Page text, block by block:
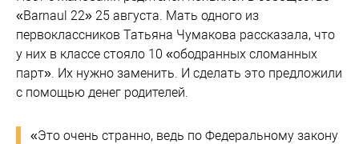
«Barnaul 22» 25 августа. Мать одного из
первоклассников Татьяна Чумакова рассказала, что
у них в классе стояло 10 «ободранных сломанных
парт». Их нужно заменить. И сделать это предложили
с помощью денег родителей.
«Это очень странно, ведь по Федеральному закону